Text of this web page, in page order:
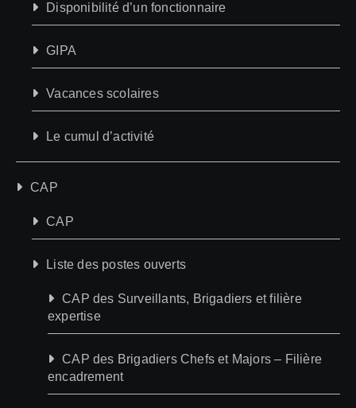
Disponibilité d’un fonctionnaire
GIPA
Vacances scolaires
Le cumul d’activité
CAP
CAP
Liste des postes ouverts
CAP des Surveillants, Brigadiers et filière
expertise
CAP des Brigadiers Chefs et Majors – Filière
encadrement